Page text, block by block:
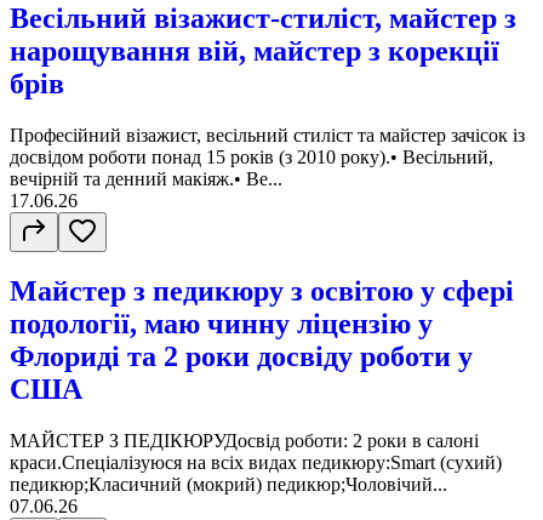
Весільний візажист-стиліст, майстер з
нарощування вій, майстер з корекції
брів
Професійний візажист, весільний стиліст та майстер зачісок із
досвідом роботи понад 15 років (з 2010 року).• Весільний,
вечірній та денний макіяж.• Ве...
17.06.26
Майстер з педикюру з освітою у сфері
подології, маю чинну ліцензію у
Флориді та 2 роки досвіду роботи у
США
МАЙСТЕР З ПЕДІКЮРУДосвід роботи: 2 роки в салоні
краси.Спеціалізуюся на всіх видах педикюру:Smart (сухий)
педикюр;Класичний (мокрий) педикюр;Чоловічий...
07.06.26